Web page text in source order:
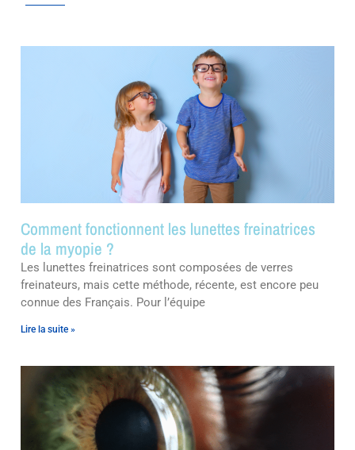
Comment fonctionnent les lunettes freinatrices
de la myopie ?
Les lunettes freinatrices sont composées de verres
freinateurs, mais cette méthode, récente, est encore peu
connue des Français. Pour l’équipe
Lire la suite »